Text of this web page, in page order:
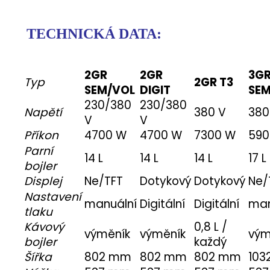
TECHNICKÁ DATA:
Typ
2GR
SEM/VOL
2GR
DIGIT
2GR T3
Napětí
230/380
V
230/380
V
380 V
Příkon
4700 W 4700 W 7300 W
Parní
bojler
14 L 14 L 14 L
17 L
Displej
Ne/TFT Dotykový Dotykový Ne/
Nastavení
tlaku
manuální Digitální Digitální
Kávový
bojler
výměník výměník 0,8 L /
každý
Šířka
802 mm 802 mm 802 mm